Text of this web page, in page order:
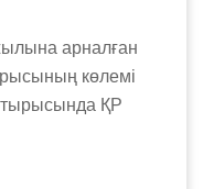
арналған
көлемі
ҚР